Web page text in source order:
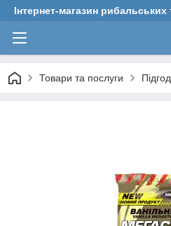
Інтернет-магазин
Товари та послуги